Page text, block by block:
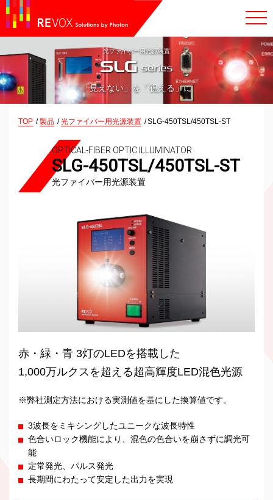
光ファイバー用光源装置
「見えない」を「視える」に
TOP 製品 光ファイバー用光源装置 SLG-450TSL/450TSL-ST
OPTICAL-FIBER OPTIC ILLUMINATOR
SLG-450TSL/450TSL-ST
光ファイバー用光源装置
赤・緑・青 3灯のLEDを搭載した
1,000万ルクスを超える超高輝度LED混色光源
※弊社測定方法における実測値を基にした換算値です。
3波長をミキシングしたユニークな波長特性
色合いロック機能により、混色の色合いを崩さずに調光可
能
定常発光、パルス発光
長期間にわたって安定した出力を実現